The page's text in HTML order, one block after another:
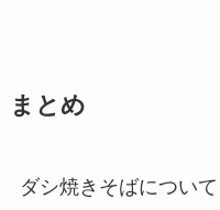
まとめ
ダシ焼きそばについ